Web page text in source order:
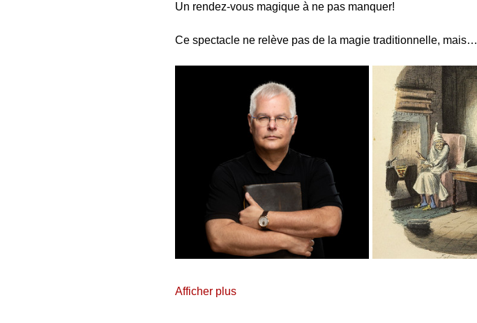
Un rendez-vous magique à ne pas manquer!
Ce spectacle ne relève pas de la magie traditionnelle, mais…
Afficher plus